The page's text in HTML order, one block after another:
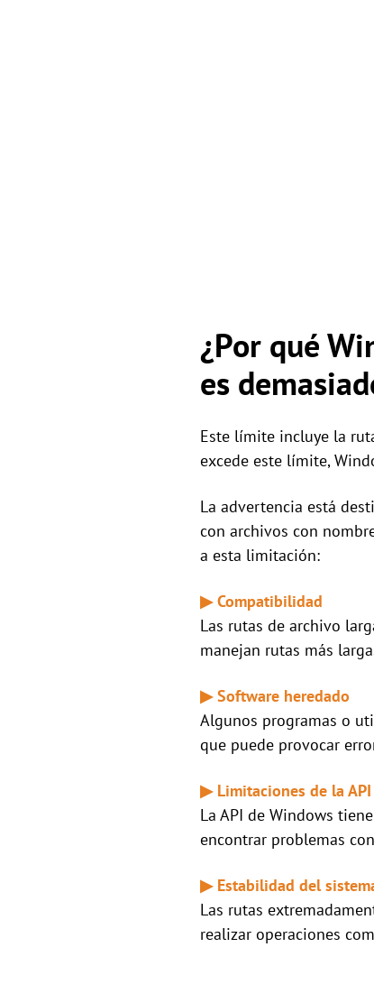
¿Por qué
es
Este límite incluye la
excede este límite,
La advertencia está
con archivos con
a esta limitación:
▶ Compatibilidad
Las rutas de archivo
manejan rutas más
▶ Software heredado
Algunos programas o
que puede provocar
▶ Limitaciones de la API
La API de Windows
encontrar problemas
▶ Estabilidad del
Las rutas
realizar operaciones